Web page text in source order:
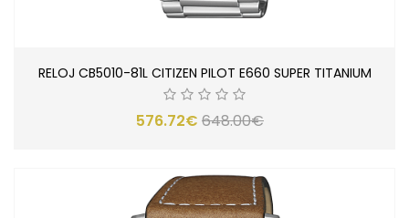
RELOJ CB5010-81L CITIZEN PILOT E660 SUPER TITANIUM
576.72€ 648.00€